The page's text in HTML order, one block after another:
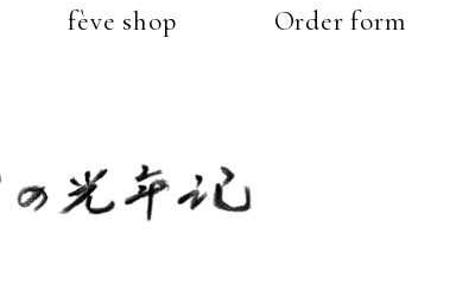
fève shop Order form